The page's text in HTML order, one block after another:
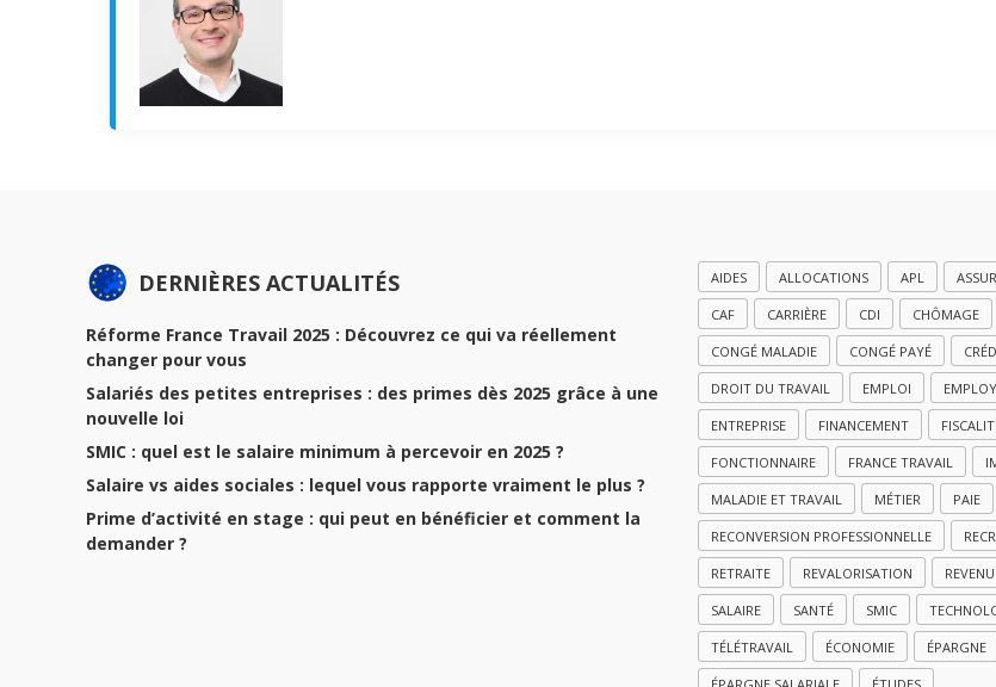
DERNIÈRES ACTUALITÉS
Réforme France Travail 2025 : Découvrez ce qui va réellement
changer pour vous
Salariés des petites entreprises : des primes dès 2025 grâce à une
nouvelle loi
SMIC : quel est le salaire minimum à percevoir en 2025 ?
Salaire vs aides sociales : lequel vous rapporte vraiment le plus ?
Prime d’activité en stage : qui peut en bénéficier et comment la
demander ?
AIDES ALLOCATIONS APL
CAF CARRIÈRE CDI CHÔMAGE
CONGÉ MALADIE CONGÉ PAYÉ
DROIT DU TRAVAIL EMPLOI
ENTREPRISE FINANCEMENT
FONCTIONNAIRE FRANCE TRAVAIL
MALADIE ET TRAVAIL MÉTIER PAIE
RECONVERSION PROFESSIONNELLE
RETRAITE REVALORISATION REVENU
SALAIRE SANTÉ SMIC
TÉLÉTRAVAIL ÉCONOMIE ÉPARGNE